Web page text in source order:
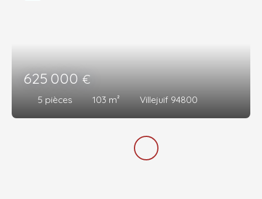
625 000€
5 pièces 103 m² Villejuif 94800